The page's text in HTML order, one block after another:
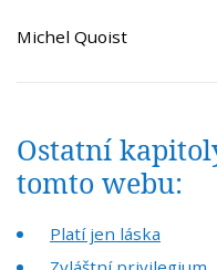
Michel Quoist
Ostatní
tomto webu:
Platí jen láska